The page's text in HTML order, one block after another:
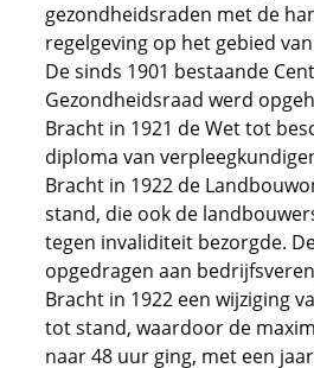
gezondheidsraden met de
regelgeving op het gebied
De sinds 1901 bestaande
Gezondheidsraad werd
Bracht in 1921 de Wet tot
diploma van
Bracht in 1922 de
stand, die ook de
tegen invaliditeit bezorgde.
opgedragen aan
Bracht in 1922 een wijziging
tot stand, waardoor de
naar 48 uur ging, met een